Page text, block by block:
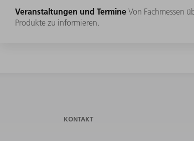
Veranstaltungen und Termine Von Fachmessen
Produkte zu informieren.
KONTAKT